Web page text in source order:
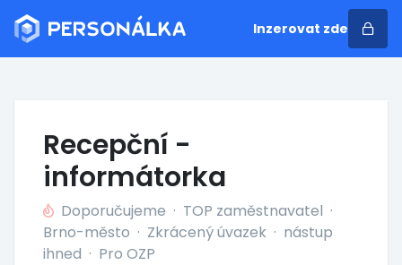
Inzerovat zde
Recepční -
informátorka
Doporučujeme · TOP zaměstnavatel ·
Brno-město · Zkrácený úvazek · nástup
ihned · Pro OZP